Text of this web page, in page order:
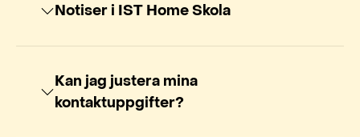
Notiser i IST Home Skola
Kan jag justera mina
kontaktuppgifter?